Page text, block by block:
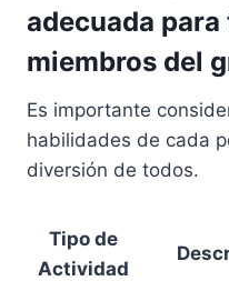
adecuada
miembros del
Es importante
habilidades de cada
diversión de todos.
Tipo de
Actividad